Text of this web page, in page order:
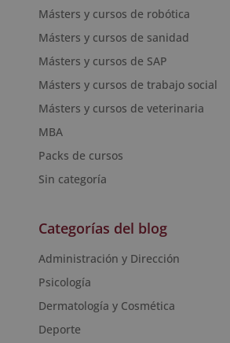
Másters y cursos de robótica
Másters y cursos de sanidad
Másters y cursos de SAP
Másters y cursos de trabajo social
Másters y cursos de veterinaria
MBA
Packs de cursos
Sin categoría
Categorías del blog
Administración y Dirección
Psicología
Dermatología y Cosmética
Deporte